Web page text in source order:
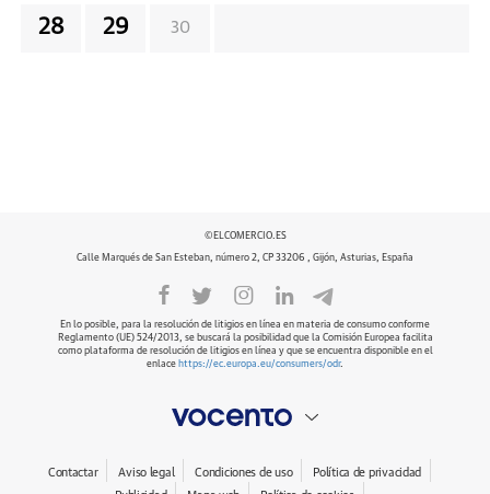
28 29 30
©ELCOMERCIO.ES
Calle Marqués de San Esteban, número 2, CP 33206 , Gijón, Asturias, España
En lo posible, para la resolución de litigios en línea en materia de consumo conforme
Reglamento (UE) 524/2013, se buscará la posibilidad que la Comisión Europea facilita
como plataforma de resolución de litigios en línea y que se encuentra disponible en el
enlace https://ec.europa.eu/consumers/odr.
Contactar Aviso legal Condiciones de uso
Política de privacidad